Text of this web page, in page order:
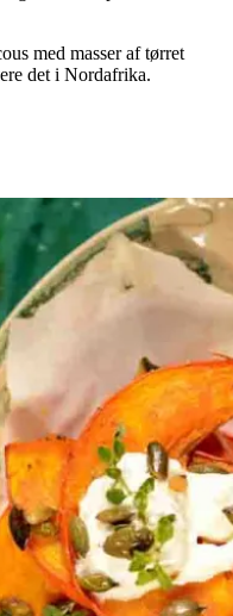
med masser af tørret
det i Nordafrika.